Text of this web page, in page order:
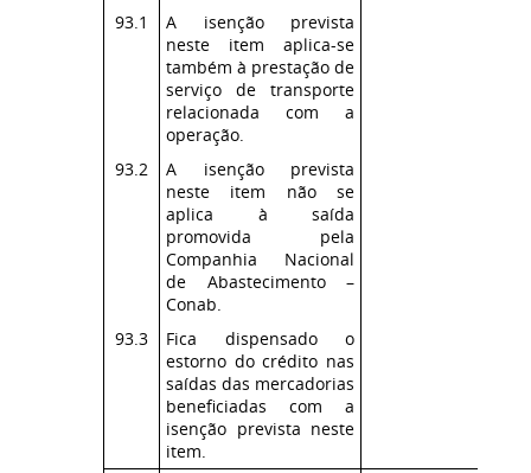
93.1
A isenção prevista
neste item aplica-se
também à prestação de
serviço de transporte
relacionada com a
operação.
93.2
A isenção prevista
neste item não se
aplica à saída
promovida pela
Companhia Nacional
de Abastecimento –
Conab.
93.3
Fica dispensado o
estorno do crédito nas
saídas das mercadorias
beneficiadas com a
isenção prevista neste
item.